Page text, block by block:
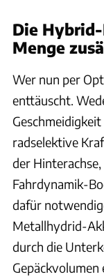
Die
Menge
Wer nun per
enttäuscht.
radselektive
der
Fahrdynamik-
dafür
Metallhydrid-
durch die